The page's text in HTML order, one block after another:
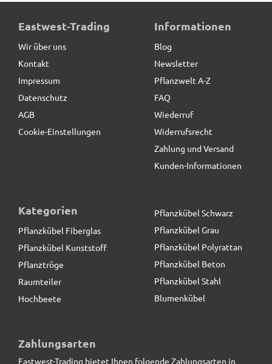
Eastwest-Trading
Wir über uns
Kontakt
Impressum
Datenschutz
AGB
Cookie-Einstellungen
Informationen
Blog
Newsletter
Pflanzwelt A-Z
FAQ
Wiederruf
Widerrufsrecht
Zahlung und Versand
Kunden-Informationen
Kategorien
Pflanzkübel Fiberglas
Pflanzkübel Kunststoff
Pflanztröge
Raumteiler
Hochbeete
Pflanzkübel Schwarz
Pflanzkübel Grau
Pflanzkübel Polyrattan
Pflanzkübel Beton
Pflanzkübel Stahl
Blumenkübel
Zahlungsarten
Eastwest-Trading bietet Ihnen folgende Zahlungsarten in